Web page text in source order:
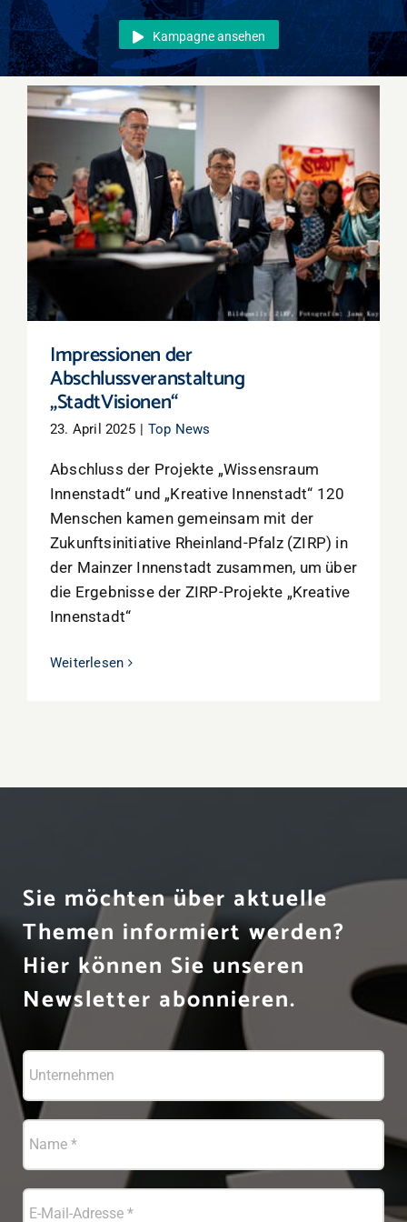
Events
Überregional
Jobs
Kontakt
Kampagne ansehen
Impressionen der Abschlussveranstaltung
„StadtVisionen“
Impressionen der
Abschlussveranstaltung
„StadtVisionen“
23. April 2025 | Top News
Abschluss der Projekte „Wissensraum
Innenstadt“ und „Kreative Innenstadt“ 120
Menschen kamen gemeinsam mit der
Zukunftsinitiative Rheinland-Pfalz (ZIRP) in
der Mainzer Innenstadt zusammen, um über
die Ergebnisse der ZIRP-Projekte „Kreative
Innenstadt“
Weiterlesen
Sie möchten über aktuelle
Themen informiert werden?
Hier können Sie unseren
Newsletter abonnieren.